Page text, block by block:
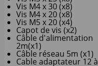
Vis M4 x 30 (x8)
Vis M4 x 20 (x8)
Vis M5 x 20 (x4)
Capot de vis (x2)
Câble d'alimentation
2m(x1)
Câble réseau 5m (x1)
Cable adaptateur 12 à